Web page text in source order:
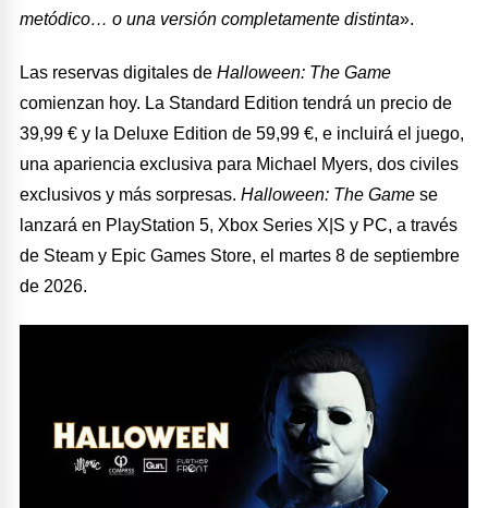
metódico… o una versión completamente distinta».
Las reservas digitales deHalloween: The Game
comienzan hoy. La Standard Edition tendrá un precio de
39,99 € y la Deluxe Edition de 59,99 €, e incluirá el juego,
una apariencia exclusiva para Michael Myers, dos civiles
exclusivos y más sorpresas. Halloween: The Game se
lanzará en PlayStation 5, Xbox Series X|S y PC, a través
de Steam y Epic Games Store, el martes 8 de septiembre
de 2026.